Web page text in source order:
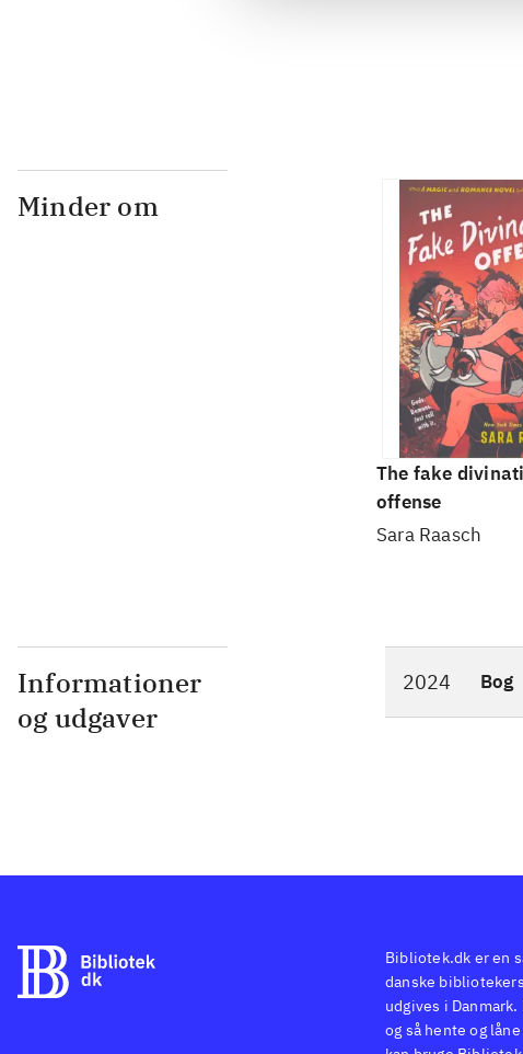
Minder om
The fake
offense
Sara Raasch
Informationer
og udgaver
2024 Bog
Bibliotek.dk er en
danske
udgives i
og så hente og